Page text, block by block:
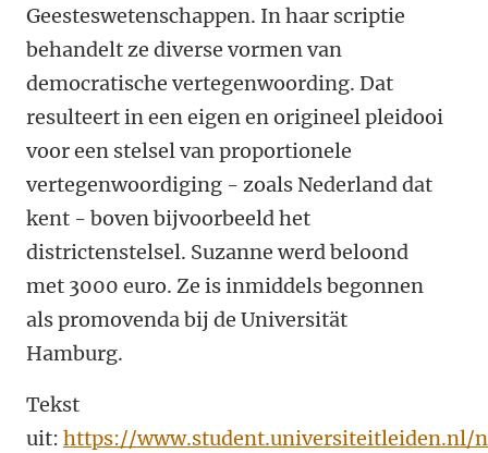
Geesteswetenschappen. In haar scriptie
behandelt ze diverse vormen van
democratische vertegenwoording. Dat
resulteert in een eigen en origineel pleidooi
voor een stelsel van proportionele
vertegenwoordiging - zoals Nederland dat
kent - boven bijvoorbeeld het
districtenstelsel. Suzanne werd beloond
met 3000 euro. Ze is inmiddels begonnen
als promovenda bij de Universität
Hamburg.
Tekst
uit: https://www.student.universiteitleiden.nl/